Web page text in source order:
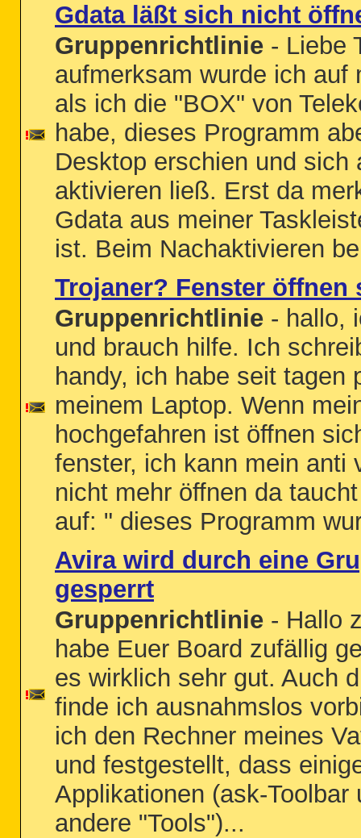
Gdata läßt sich nicht
Gruppenrichtlinie - Liebe
aufmerksam wurde ich auf
als ich die "BOX" von
habe, dieses Programm
Desktop erschien und sich
aktivieren ließ. Erst da
Gdata aus meiner
ist. Beim Nachaktivieren
Trojaner? Fenster öffnen
Gruppenrichtlinie - hallo,
und brauch hilfe. Ich
handy, ich habe seit tagen
meinem Laptop. Wenn
hochgefahren ist öffnen
fenster, ich kann mein anti
nicht mehr öffnen da
auf: " dieses Programm
Avira wird durch eine
gesperrt
Gruppenrichtlinie - Hallo
habe Euer Board zufällig
es wirklich sehr gut. Auch
finde ich ausnahmslos
ich den Rechner meines
und festgestellt, dass
Applikationen (ask-Toolbar
andere "Tools")...